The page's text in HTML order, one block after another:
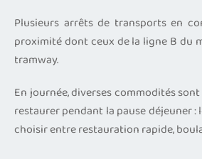
Plusieurs arrêts de transports en
proximité dont ceux de la ligne B du
tramway.
En journée, diverses commodités
restaurer pendant la pause déjeuner
choisir entre restauration rapide,